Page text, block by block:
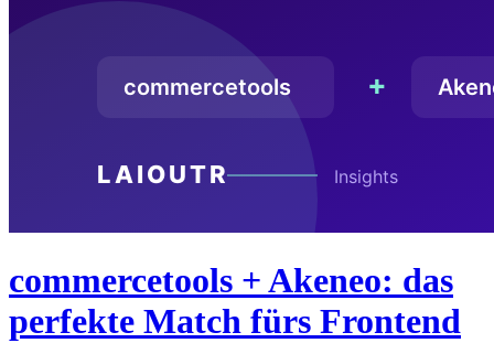
commercetools + Akeneo: das
perfekte Match fürs Frontend